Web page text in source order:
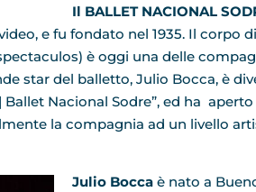
Il BALLET NACIONAL
e fu fondato nel 1935. Il corpo
è oggi una delle
star del balletto, Julio Bocca, è
Nacional Sodre”, ed ha
la compagnia ad un livello
Julio Bocca è nato a